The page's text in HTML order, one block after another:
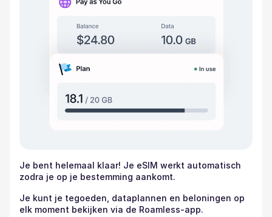
Je bent helemaal klaar! Je eSIM werkt automatisch
zodra je op je bestemming aankomt.
Je kunt je tegoeden, dataplannen en beloningen op
elk moment bekijken via de Roamless-app.